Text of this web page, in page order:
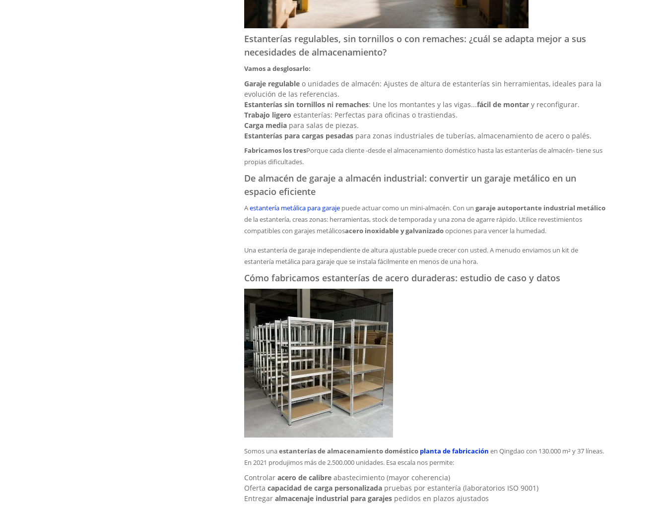
Estanterías regulables, sin tornillos o con remaches: ¿cuál se adapta mejor a sus
necesidades de almacenamiento?
Vamos a desglosarlo:
Garaje regulable o unidades de almacén: Ajustes de altura de estanterías sin herramientas, ideales para la
evolución de las referencias.
Estanterías sin tornillos ni remaches: Une los montantes y las vigas...fácil de montar y reconfigurar.
Trabajo ligero estanterías: Perfectas para oficinas o trastiendas.
Carga media para salas de piezas.
Estanterías para cargas pesadas para zonas industriales de tuberías, almacenamiento de acero o palés.
Fabricamos los tresPorque cada cliente -desde el almacenamiento doméstico hasta las estanterías de almacén- tiene sus
propias dificultades.
De almacén de garaje a almacén industrial: convertir un garaje metálico en un
espacio eficiente
Aestantería metálica para garaje puede actuar como un mini-almacén. Con un garaje autoportante industrial metálico
de la estantería, creas zonas: herramientas, stock de temporada y una zona de agarre rápido. Utilice revestimientos
compatibles con garajes metálicosacero inoxidable y galvanizadoopciones para vencer la humedad.
Una estantería de garaje independiente de altura ajustable puede crecer con usted. A menudo enviamos un kit de
estantería metálica para garaje que se instala fácilmente en menos de una hora.
Cómo fabricamos estanterías de acero duraderas: estudio de caso y datos
Somos unaestanterías de almacenamiento doméstico planta de fabricación en Qingdao con 130.000 m² y 37 líneas.
En 2021 produjimos más de 2.500.000 unidades. Esa escala nos permite:
Controlar acero de calibre abastecimiento (mayor coherencia)
Oferta capacidad de carga personalizada pruebas por estantería (laboratorios ISO 9001)
Entregar almacenaje industrial para garajes pedidos en plazos ajustados